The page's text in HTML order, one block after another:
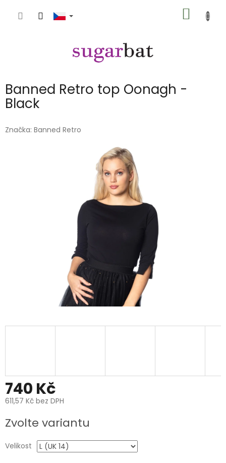
KOŠÍK
Banned Retro top Oonagh -
Black
Značka: Banned Retro
740 Kč
611,57 Kč bez DPH
cena:
Zvolte variantu
Velikost